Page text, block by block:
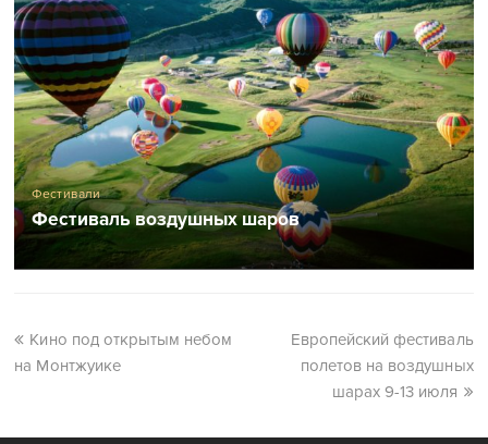
Фестивали
Фестиваль воздушных шаров
Кино под открытым небом
на Монтжуике
Европейский фестиваль
полетов на воздушных
шарах 9-13 июля